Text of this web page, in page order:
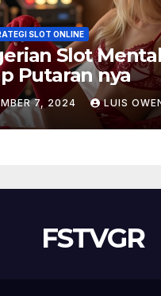
SLOT ONLINE
Slot
Putaran nya
7, 2024 LUIS
FSTVGR